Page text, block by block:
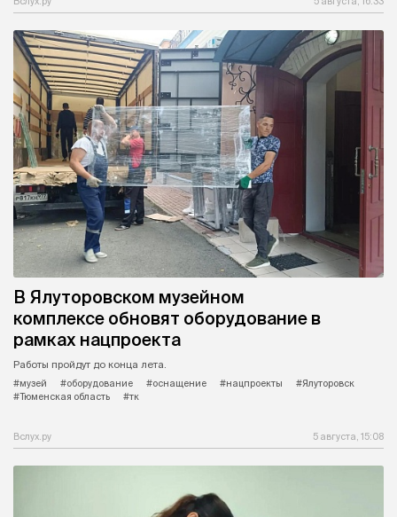
В Ялуторовском музейном
комплексе обновят оборудование в
рамках нацпроекта
Работы пройдут до конца лета.
#музей
#оборудование #оснащение #нацпроекты
#Ялуторовск
#Тюменская область
#тк
Вслух.ру 5 августа, 15:08